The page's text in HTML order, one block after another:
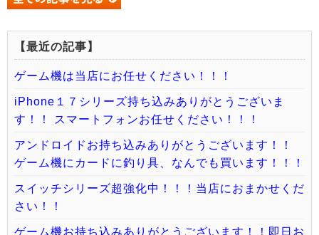
【最近の記事】
ゲーム機は当店にお任せください！！！
iPhone１７シリーズ持ち込みありがとうございま
す！！ スマートフォンお任せください！！！
アンドロイドお持ち込みありがとうございます！！
ゲーム機にカードに釣り具、なんでも買います！！！
スイッチシリーズ超強化中！！！当店におまかせくだ
さい！！
ゲーム機お持ち込みありがとうございます！！即日お